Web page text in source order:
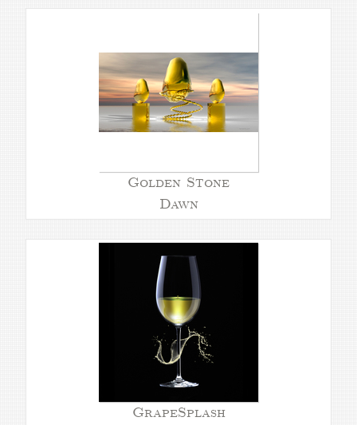
Golden Stone
Dawn
GrapeSplash